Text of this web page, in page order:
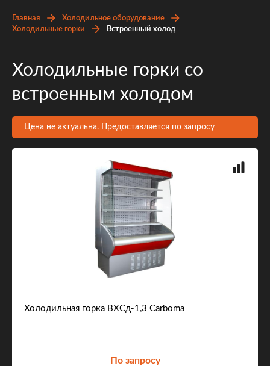
Главная
Холодильное оборудование
Холодильные горки
Встроенный холод
Холодильные горки со
встроенным холодом
Цена не актуальна. Предоставляется по запросу
Холодильная горка ВХСд-1,3 Carboma
По запросу